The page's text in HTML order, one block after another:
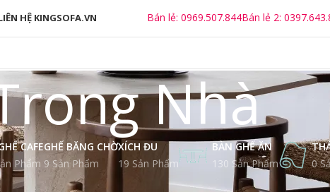
HỆ KINGSOFA.VN Bán lẻ: 0969.507.844Bán lẻ 2:
Nhà
CAFE
Phẩm
GHẾ BĂNG CHỜ
9 Sản Phẩm
XÍCH ĐU
19 Sản Phẩm
BÀN GHẾ ĂN
130 Sản Phẩm
0
Nhà